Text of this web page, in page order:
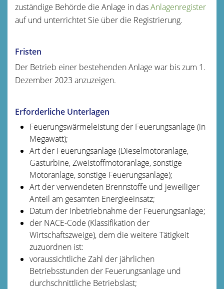
zuständige Behörde die Anlage in dasAnlagenregister
auf und unterrichtet Sie über die Registrierung.
Fristen
Der Betrieb einer bestehenden Anlage war bis zum 1.
Dezember 2023 anzuzeigen.
Erforderliche Unterlagen
Feuerungswärmeleistung der Feuerungsanlage (in
Megawatt);
Art der Feuerungsanlage (Dieselmotoranlage,
Gasturbine, Zweistoffmotoranlage, sonstige
Motoranlage, sonstige Feuerungsanlage);
Art der verwendeten Brennstoffe und jeweiliger
Anteil am gesamten Energieeinsatz;
Datum der Inbetriebnahme der Feuerungsanlage;
der NACE-Code (Klassifikation der
Wirtschaftszweige), dem die weitere Tätigkeit
zuzuordnen ist:
voraussichtliche Zahl der jährlichen
Betriebsstunden der Feuerungsanlage und
durchschnittliche Betriebslast;